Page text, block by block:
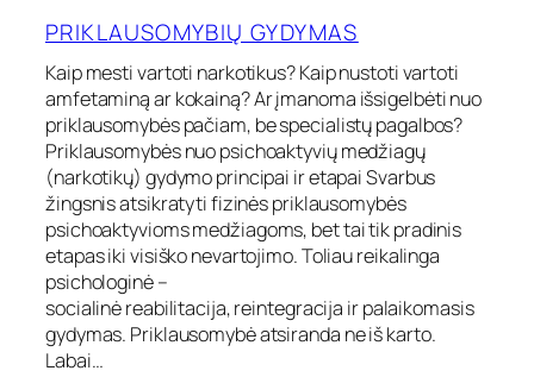
ąo
a
n
i
j
o
s
g
y
d
y
m
a
s
PRIKLAUSOMYBIŲ GYDYMAS
Kaip mesti vartoti narkotikus? Kaip nustoti vartoti
amfetaminą ar kokainą? Ar įmanoma išsigelbėti nuo
priklausomybės pačiam, be specialistų pagalbos?
Priklausomybės nuo psichoaktyvių medžiagų
(narkotikų) gydymo principai ir etapai Svarbus
žingsnis atsikratyti fizinės priklausomybės
psichoaktyvioms medžiagoms, bet tai tik pradinis
etapas iki visiško nevartojimo. Toliau reikalinga
psichologinė –
socialinė reabilitacija, reintegracija ir palaikomasis
gydymas. Priklausomybė atsiranda ne iš karto.
Labai…